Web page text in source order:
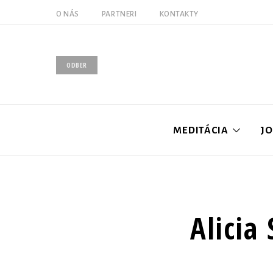
O NÁS PARTNERI KONTAKTY
ODBER
MEDITÁCIA
Alicia